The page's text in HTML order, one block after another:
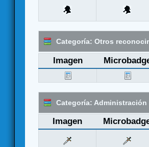
Categoría: Otros
Imagen
Categoría: Administración
Imagen